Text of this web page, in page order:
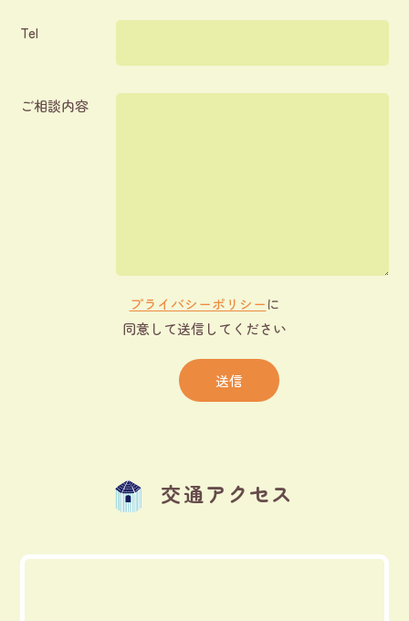
Tel
ご相談内容
プライバシーポリシーに
同意して送信してください
交通アクセス